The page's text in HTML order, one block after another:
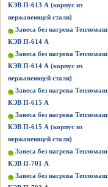
КЭВ П-613 А (корпус из
нержавеющей стали)
Завеса без нагрева Тепломаш
КЭВ П-614 А
Завеса без нагрева Тепломаш
КЭВ П-614 А (корпус из
нержавеющей стали)
Завеса без нагрева Тепломаш
КЭВ П-615 А
Завеса без нагрева Тепломаш
КЭВ П-615 А (корпус из
нержавеющей стали)
Завеса без нагрева Тепломаш
КЭВ П-701 А
Завеса без нагрева Тепломаш